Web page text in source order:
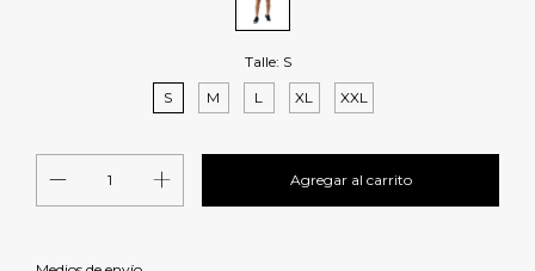
Talle: S
S
M L XL XXL
Entregas para el CP: